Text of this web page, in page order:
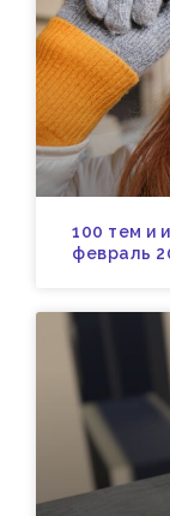
100 тем и
февраль